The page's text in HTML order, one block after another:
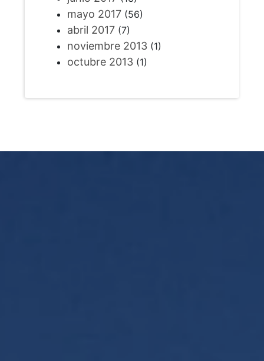
mayo 2017(56)
abril 2017(7)
noviembre 2013(1)
octubre 2013(1)